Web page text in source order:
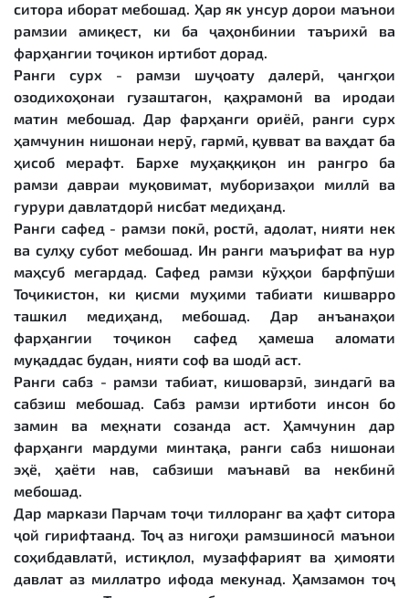
ситора иборат мебошад. Ҳар як унсур дорои маънои
рамзии амиқест, ки ба ҷаҳонбинии таърихӣ ва
фарҳангии тоҷикон иртибот дорад.
Ранги сурх - рамзи шуҷоату далерӣ, ҷангҳои
озодихоҳонаи гузаштагон, қаҳрамонӣ ва иродаи
матин мебошад. Дар фарҳанги ориёӣ, ранги сурх
ҳамчунин нишонаи нерӯ, гармӣ, қувват ва ваҳдат ба
ҳисоб мерафт. Бархе муҳаққиқон ин рангро ба
рамзи давраи муқовимат, муборизаҳои миллӣ ва
ғурури давлатдорӣ нисбат медиҳанд.
Ранги сафед - рамзи покӣ, ростӣ, адолат, нияти нек
ва сулҳу субот мебошад. Ин ранги маърифат ва нур
маҳсуб мегардад. Сафед рамзи кӯҳҳои барфпӯши
Тоҷикистон, ки қисми муҳими табиати кишварро
ташкил медиҳанд, мебошад. Дар анъанаҳои
фарҳангии тоҷикон сафед ҳамеша аломати
муқаддас будан, нияти соф ва шодӣ аст.
Ранги сабз - рамзи табиат, кишоварзӣ, зиндагӣ ва
сабзиш мебошад. Сабз рамзи иртиботи инсон бо
замин ва меҳнати созанда аст. Ҳамчунин дар
фарҳанги мардуми минтақа, ранги сабз нишонаи
эҳё, ҳаёти нав, сабзиши маънавӣ ва некбинӣ
мебошад.
Дар маркази Парчам тоҷи тиллоранг ва ҳафт ситора
ҷой гирифтаанд. Тоҷ аз нигоҳи рамзшиносӣ маънои
соҳибдавлатӣ, истиқлол, музаффарият ва ҳимояти
давлат аз миллатро ифода мекунад. Ҳамзамон тоҷ